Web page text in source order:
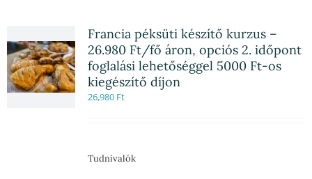
Francia péksüti készítő kurzus –
26.980 Ft/fő áron, opciós 2. időpont
foglalási lehetőséggel 5000 Ft-os
kiegészítő díjon
26,980 Ft
Tudnivalók